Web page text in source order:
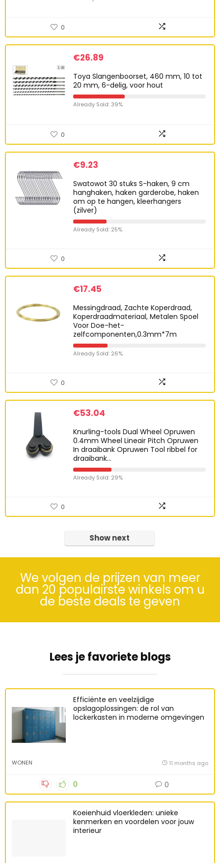
0
€26.89
Toya Slangenboorset, 460 mm, 10 tot
20 mm, 6-delig, voor hout
Already Sold: 39%
0
€9.23
Swatowot 30 stuks S-haken, 9 cm
hanghaken, haken garderobe, haken
om op te hangen, kleerhangers
(zilver)
Already Sold: 25%
0
€17.45
Messingdraad, Zachte Koperdraad,
Koperdraadmateriaal, Metalen Spoel
Voor Doe-het-
zelfcomponenten,0.3mm*7m
Already Sold: 26%
0
€53.04
Knurling-tools Dual Wheel Opruwen
0.4mm Wheel Lineair Pitch Opruwen
In draaibank Opruwen Tool ribbel for
draaibank…
Already Sold: 29%
0
Show next
We volgen de prijzen van meer
dan 20 populairste winkels om u
de beste deals te geven
Lees je favoriete blogs
Efficiënte en veelzijdige
opslagoplossingen: de rol van
lockerkasten in moderne omgevingen
WONEN 11 months ago
0 0
Koeienhuid vloerkleden: unieke
kenmerken en voordelen voor jouw
interieur